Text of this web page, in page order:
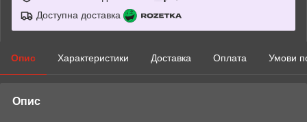
Доступна доставка
Опис Характеристики Доставка Оплата Умови
Опис